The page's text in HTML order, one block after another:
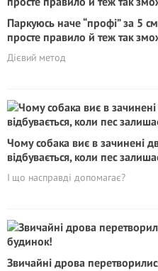
Паркуюсь наче “профі” за 5
просте правило й теж так
Дієвий метод
Чому собака виє в зачинені
відбувається, коли пес
І що насправді допомагає?
Звичайні дрова